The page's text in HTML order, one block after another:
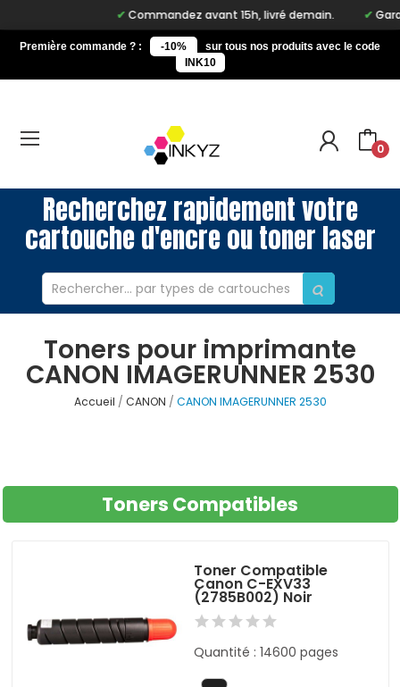
Commandez avant 15h, livré demain.
Première commande ? : -10%
sur tous nos produits avec le code
INK10
0
Recherchez rapidement votre
cartouche d'encre ou toner laser
Toners pour imprimante
CANON IMAGERUNNER 2530
Accueil CANON CANON IMAGERUNNER 2530
Toners Compatibles
Toner Compatible
Canon C-EXV33
(2785B002) Noir
Quantité : 14600 pages